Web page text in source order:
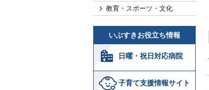
教育・スポーツ・文化
いぶすきお役立ち情報
日曜・祝日対応病院
子育て支援情報サイト